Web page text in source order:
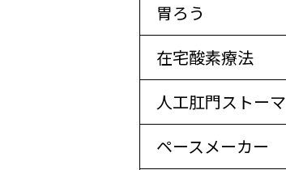
胃ろう
在宅酸素療法
人工肛門ストーマ
ペースメーカー